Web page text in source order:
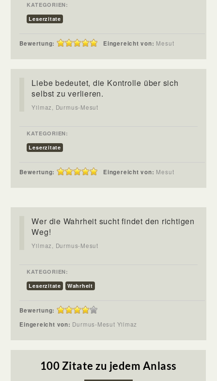
KATEGORIEN:
Leserzitate
Bewertung: Eingereicht von: Mesut
Liebe bedeutet, die Kontrolle über sich
selbst zu verlieren.
Yilmaz, Durmus-Mesut
KATEGORIEN:
Leserzitate
Bewertung: Eingereicht von: Mesut
Wer die Wahrheit sucht findet den richtigen
Weg!
Yilmaz, Durmus-Mesut
KATEGORIEN:
Leserzitate
Wahrheit
Bewertung:
Eingereicht von: Durmus-Mesut Yilmaz